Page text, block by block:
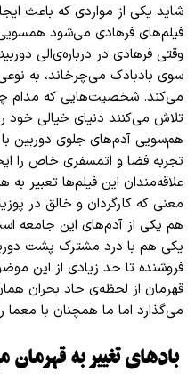
شاید یکی از مواردی که باعث
فیلم‌های فرهادی می‌شود
وقتی فرهادی در درباره‌ی‌الی
سوی بادبادک می‌چرخاند، به
می‌کند. شخصیت‌هایی که مدام
تلاش می‌کنند دنیای خیالی خود
هم‌سویی آدم‌های جلوی دوربین
تجربه فضا و اتمسفری خاص را
علاقه‌مندان این فیلم‌ها تعبیر
معنی که کارگردان و خالق در
هم یکی از آدم‌های این جامعه
یکی هم با درد مشترک پشت
فروشنده تا حد زیادی از این
قهرمان از لحظه‌ی حاد بحران
می‌گذارد اما ما همچنان با معما
باد‌های تغییر به